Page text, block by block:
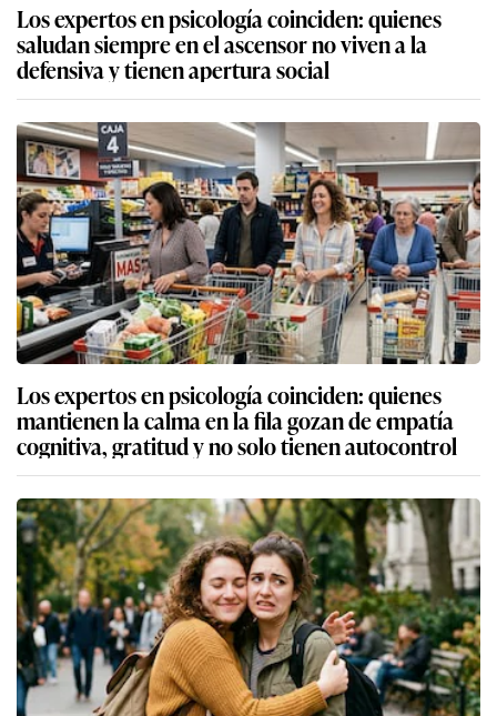
Los expertos en psicología coinciden: quienes
saludan siempre en el ascensor no viven a la
defensiva y tienen apertura social
Los expertos en psicología coinciden: quienes
mantienen la calma en la fila gozan de empatía
cognitiva, gratitud y no solo tienen autocontrol